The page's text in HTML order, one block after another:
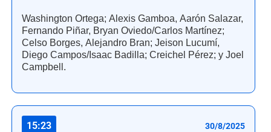
Washington Ortega; Alexis Gamboa, Aarón Salazar,
Fernando Piñar, Bryan Oviedo/Carlos Martínez;
Celso Borges, Alejandro Bran; Jeison Lucumí,
Diego Campos/Isaac Badilla; Creichel Pérez; y Joel
Campbell.
15:23 30/8/2025